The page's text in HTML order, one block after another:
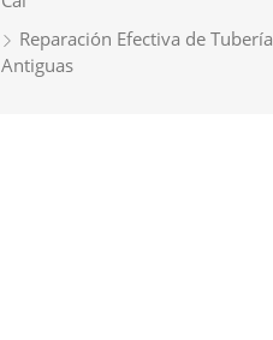
Reparación Efectiva de
Antiguas